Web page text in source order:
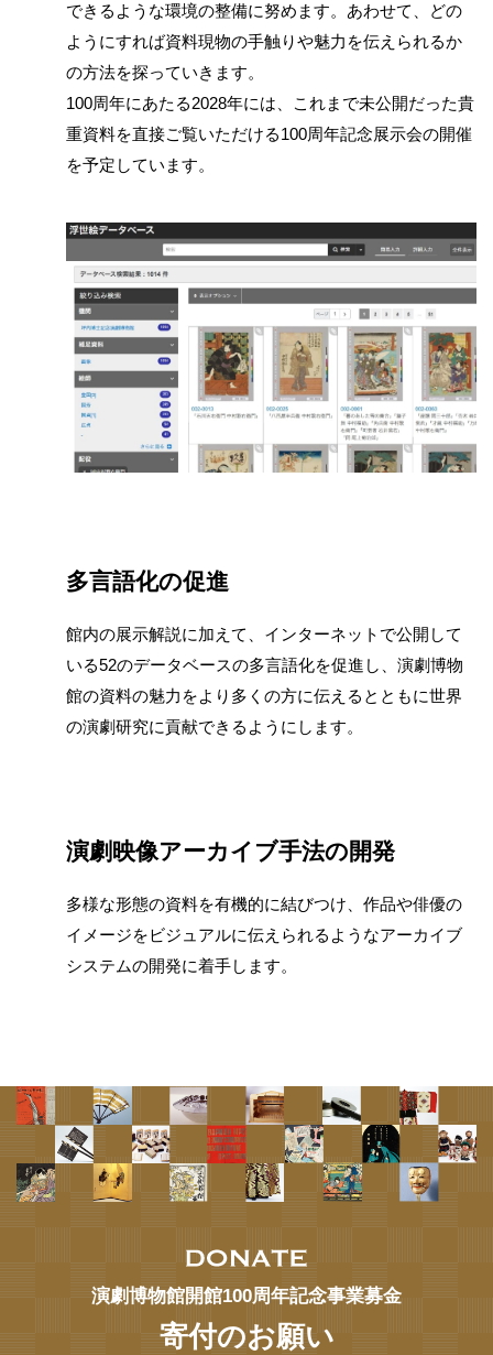
できるような環境の整備に努めます。あわせて、どの
ようにすれば資料現物の手触りや魅力を伝えられるか
の方法を探っていきます。
100周年にあたる2028年には、これまで未公開だった貴
重資料を直接ご覧いただける100周年記念展示会の開催
を予定しています。
多言語化の促進
館内の展示解説に加えて、インターネットで公開して
いる52のデータベースの多言語化を促進し、演劇博物
館の資料の魅力をより多くの方に伝えるとともに世界
の演劇研究に貢献できるようにします。
演劇映像アーカイブ手法の開発
多様な形態の資料を有機的に結びつけ、作品や俳優の
イメージをビジュアルに伝えられるようなアーカイブ
システムの開発に着手します。
演劇博物館開館100周年記念事業募金
寄付のお願い